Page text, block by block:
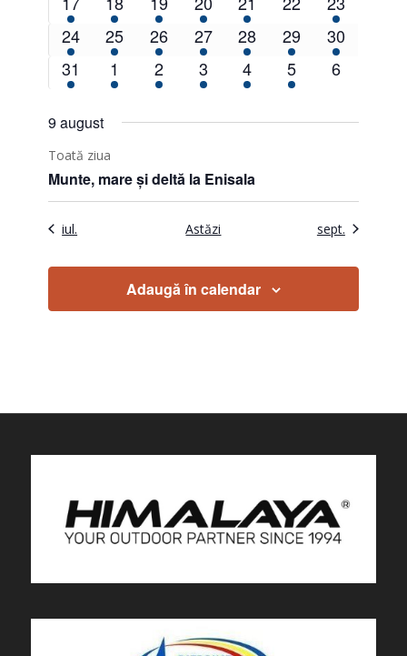
evenimenteevenimenteevenimenteevenimenteevenimenteevenimenteeveniment
2
evenimente
24
2
evenimente
25
2
evenimente
26
2
evenimente
27
2
evenimente
28
2
evenimente
29
1
eveniment
30
1
eveniment
31
1
eveniment
1
1
eveniment
2
1
eveniment
3
1
eveniment
4
1
eveniment
5
0
6
9 august
Toată ziua
Munte, mare și deltă la Enisala
iul. Astăzi sept.
Adaugă în calendar